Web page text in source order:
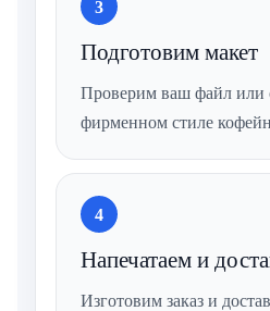
3
Подготовим макет
Проверим ваш файл или
фирменном стиле
4
Напечатаем и
Изготовим заказ и